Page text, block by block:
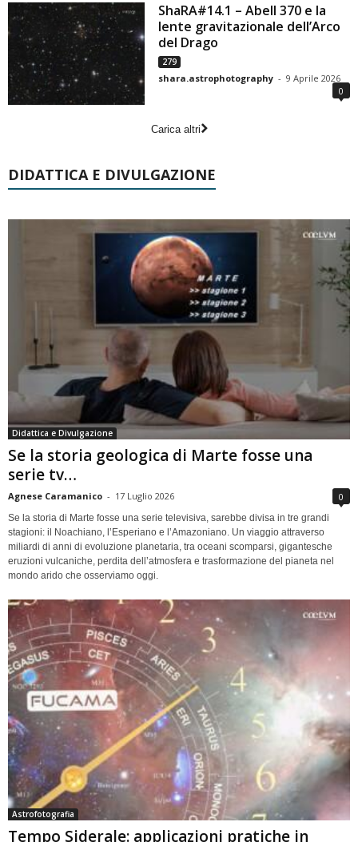
ShaRA#14.1 – Abell 370 e la
lente gravitazionale dell’Arco
del Drago
279
shara.astrophotography - 9 Aprile 2026
0
Carica altri
DIDATTICA E DIVULGAZIONE
Didattica e Divulgazione
Se la storia geologica di Marte fosse una
serie tv…
Agnese Caramanico - 17 Luglio 2026 0
Se la storia di Marte fosse una serie televisiva, sarebbe divisa in tre grandi
stagioni: il Noachiano, l’Esperiano e l’Amazoniano. Un viaggio attraverso
miliardi di anni di evoluzione planetaria, tra oceani scomparsi, gigantesche
eruzioni vulcaniche, perdita dell’atmosfera e trasformazione del pianeta nel
mondo arido che osserviamo oggi.
Astrofotografia
Tempo Siderale: applicazioni pratiche in